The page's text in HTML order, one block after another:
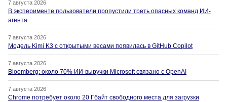
7 августа 2026
В эксперименте пользователи пропустили треть опасных команд ИИ-
агента
7 августа 2026
Модель Kimi K3 с открытыми весами появилась в GitHub Copilot
7 августа 2026
Bloomberg: около 70% ИИ-выручки Microsoft связано с OpenAI
7 августа 2026
Chrome потребует около 20 Гбайт свободного места для загрузки